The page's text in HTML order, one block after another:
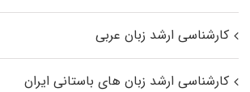
کارشناسی ارشد زبان عربی
کارشناسی ارشد زبان‌ های باستانی ایران